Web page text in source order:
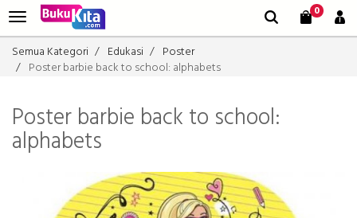
0
Semua Kategori Edukasi
Poster
Poster barbie back to school: alphabets
Poster barbie back to school:
alphabets